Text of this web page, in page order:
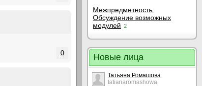
0
Межпредметность.
Обсуждение возможных
модулей 2
Новые лица
Татьяна Ромашова
tatianaromashowa